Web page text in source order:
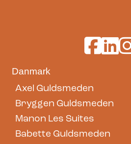
Danmark
Axel Guldsmeden
Bryggen Guldsmeden
Manon Les Suites
Babette Guldsmeden